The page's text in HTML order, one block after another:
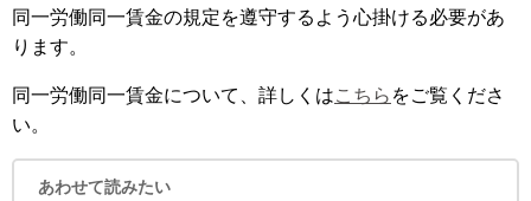
同一労働同一賃金の規定を遵守するよう心掛ける必要があ
ります。
同一労働同一賃金について、詳しくはこちら をご覧くださ
い。
あわせて読みたい